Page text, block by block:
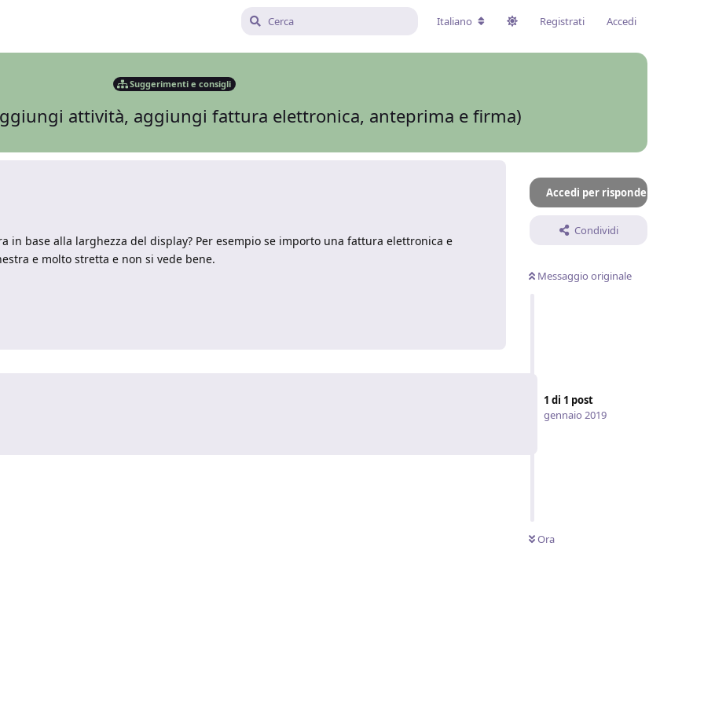
Italiano Registrati Accedi
Suggerimenti e consigli
attività, aggiungi fattura elettronica, anteprima e firma)
Accedi per rispondere
Condividi
Messaggio originale
1 di 1 post
gennaio 2019
Ora
in base alla larghezza del display? Per esempio se importo una fattura elettronica e
e molto stretta e non si vede bene.